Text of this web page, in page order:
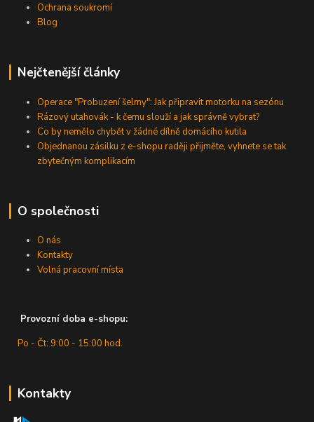
Ochrana soukromí
Blog
Nejčtenější články
Operace "Probuzení šelmy": Jak připravit motorku na sezónu
Rázový utahovák - k čemu slouží a jak správně vybrat?
Co by nemělo chybět v žádné dílně domácího kutila
Objednanou zásilku z e-shopu raději přijměte, vyhnete se tak
zbytečným komplikacím
O společnosti
O nás
Kontakty
Volná pracovní místa
Provozní doba e-shopu:
Po - Čt: 9:00 - 15:00 hod.
Kontakty